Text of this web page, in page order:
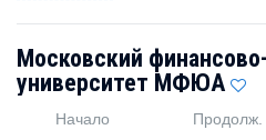
Московский
университет МФЮА
Начало
Продолж.